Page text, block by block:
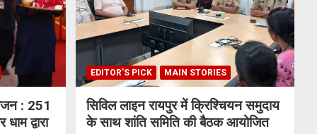
: 251
द्वारा
EDITOR'S PICK MAIN STORIES
सिविल लाइन रायपुर में क्रिश्चियन समुदाय
के साथ शांति समिति की बैठक आयोजित